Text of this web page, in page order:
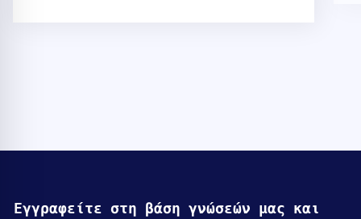
Εγγραφείτε στη βάση γνώσεών μας και